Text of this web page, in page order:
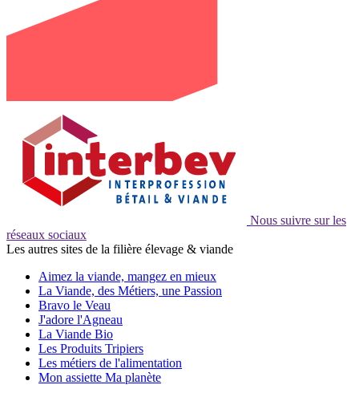
Nous suivre sur les
réseaux sociaux
Les autres sites de la filière élevage & viande
Aimez la viande, mangez en mieux
La Viande, des Métiers, une Passion
Bravo le Veau
J'adore l'Agneau
La Viande Bio
Les Produits Tripiers
Les métiers de l'alimentation
Mon assiette Ma planète